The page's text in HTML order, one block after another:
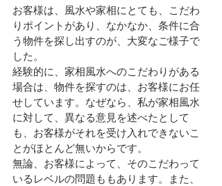
お客様は、風水や家相にとても、こだわ
りポイントがあり、なかなか、条件に合
う物件を探し出すのが、大変なご様子で
した。
経験的に、家相風水へのこだわりがある
場合は、物件を探すのは、お客様にお任
せしています。なぜなら、私が家相風水
に対して、異なる意見を述べたとして
も、お客様がそれを受け入れできないこ
とがほとんど無いからです。
無論、お客様によって、そのこだわって
いるレベルの問題ももあります。また、